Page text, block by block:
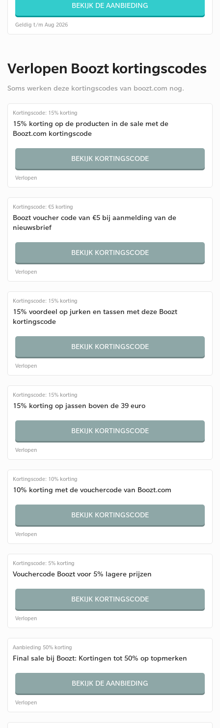
BEKIJK DE AANBIEDING
Geldig t/m Aug 2026
Verlopen Boozt kortingscodes
Soms werken deze kortingscodes van boozt.com nog.
Kortingscode: 15% korting
15% korting op de producten in de sale met de
Boozt.com kortingscode
BEKIJK KORTINGSCODE
Verlopen
Kortingscode: €5 korting
Boozt voucher code van €5 bij aanmelding van de
nieuwsbrief
BEKIJK KORTINGSCODE
Verlopen
Kortingscode: 15% korting
15% voordeel op jurken en tassen met deze Boozt
kortingscode
BEKIJK KORTINGSCODE
Verlopen
Kortingscode: 15% korting
15% korting op jassen boven de 39 euro
BEKIJK KORTINGSCODE
Verlopen
Kortingscode: 10% korting
10% korting met de vouchercode van Boozt.com
BEKIJK KORTINGSCODE
Verlopen
Kortingscode: 5% korting
Vouchercode Boozt voor 5% lagere prijzen
BEKIJK KORTINGSCODE
Verlopen
Aanbieding 50% korting
Final sale bij Boozt: Kortingen tot 50% op topmerken
BEKIJK DE AANBIEDING
Verlopen